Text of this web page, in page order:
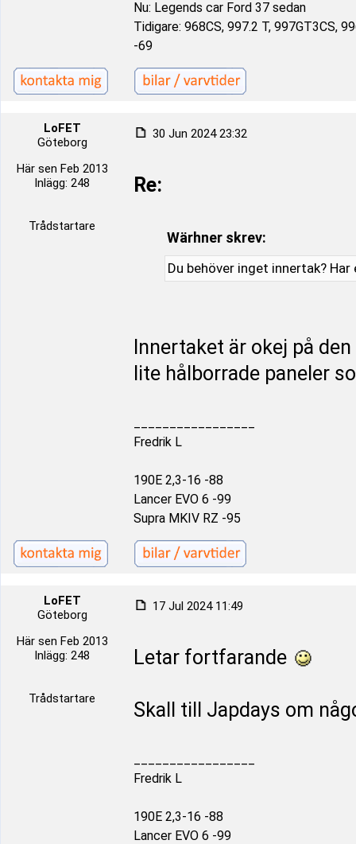
Nu: Legends car Ford 37 sedan
Tidigare: 968CS, 997.2 T, 997GT3CS,
-69
LoFET
Göteborg
Här sen Feb 2013
Inlägg: 248
Trådstartare
30 Jun 2024 23:32
Re:
Wärhner skrev:
Du behöver inget innertak?
Innertaket är okej på den
lite hålborrade paneler
Fredrik L
190E 2,3-16 -88
Lancer EVO 6 -99
Supra MKIV RZ -95
LoFET
Göteborg
Här sen Feb 2013
Inlägg: 248
Trådstartare
17 Jul 2024 11:49
Letar fortfarande
Skall till Japdays om
Fredrik L
190E 2,3-16 -88
Lancer EVO 6 -99